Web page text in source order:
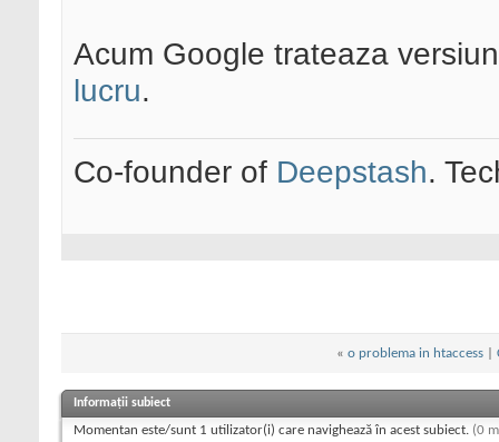
Acum Google trateaza
lucru.
Co-founder of Deepstash.
« o problema in htaccess|
Informații subiect
Momentan este/sunt 1 utilizator(i) care navighează în acest subiect. (0